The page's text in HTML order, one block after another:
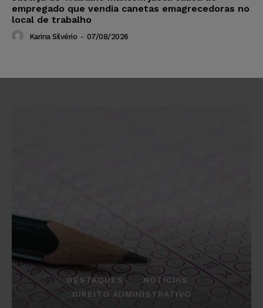
empregado que vendia canetas emagrecedoras no
local de trabalho
Karina Silvério - 07/08/2026